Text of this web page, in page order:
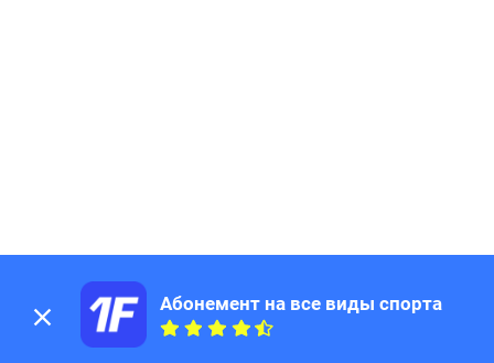
Абонемент на все виды спорта